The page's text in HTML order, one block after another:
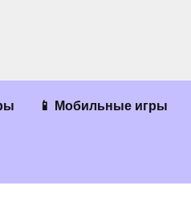
📱 Мобильные игры